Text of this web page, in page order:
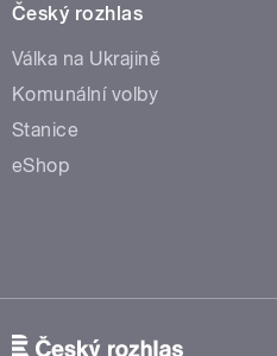
Český rozhlas
Válka na Ukrajině
Komunální volby
Stanice
eShop